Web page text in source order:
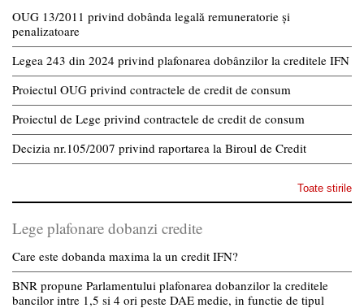
OUG 13/2011 privind dobânda legală remuneratorie și
penalizatoare
Legea 243 din 2024 privind plafonarea dobânzilor la creditele IFN
Proiectul OUG privind contractele de credit de consum
Proiectul de Lege privind contractele de credit de consum
Decizia nr.105/2007 privind raportarea la Biroul de Credit
Toate stirile
Lege plafonare dobanzi credite
Care este dobanda maxima la un credit IFN?
BNR propune Parlamentului plafonarea dobanzilor la creditele
bancilor intre 1,5 si 4 ori peste DAE medie, in functie de tipul